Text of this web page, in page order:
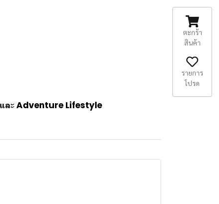
ละ Adventure Lifestyle
ตะกร้า
สินค้า
รายการ
โปรด